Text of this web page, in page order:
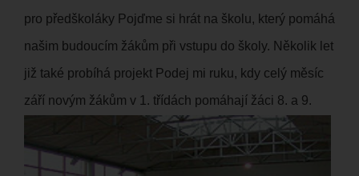
pro předškoláky Pojďme si hrát na školu, který pomáhá
našim budoucím žákům při vstupu do školy. Několik let
již také probíhá projekt Podej mi ruku, kdy celý měsíc
září novým žákům v 1. třídách pomáhají žáci 8. a 9.